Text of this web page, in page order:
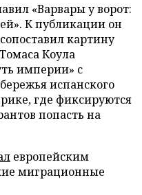
«Варвары у ворот:
К публикации он
картину
Коула
империи» с
испанского
где фиксируются
попасть на
европейским
миграционные